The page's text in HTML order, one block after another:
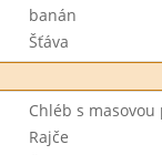
banán
Šťáva
Chléb s
Rajče